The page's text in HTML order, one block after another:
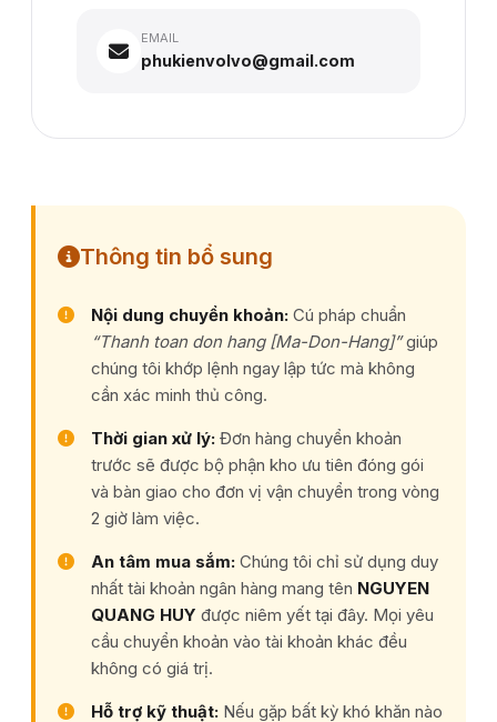
EMAIL
phukienvolvo@gmail.com
Thông tin bổ sung
Nội dung chuyển khoản: Cú pháp chuẩn
“Thanh toan don hang [Ma-Don-Hang]”giúp
chúng tôi khớp lệnh ngay lập tức mà không
cần xác minh thủ công.
Thời gian xử lý: Đơn hàng chuyển khoản
trước sẽ được bộ phận kho ưu tiên đóng gói
và bàn giao cho đơn vị vận chuyển trong vòng
2 giờ làm việc.
An tâm mua sắm: Chúng tôi chỉ sử dụng duy
nhất tài khoản ngân hàng mang tên NGUYEN
QUANG HUY được niêm yết tại đây. Mọi yêu
cầu chuyển khoản vào tài khoản khác đều
không có giá trị.
Hỗ trợ kỹ thuật: Nếu gặp bất kỳ khó khăn nào